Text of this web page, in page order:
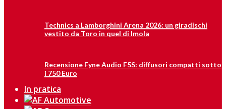
Technics a Lamborghini Arena 2026: un giradischi
vestito da Toro in quel di Imola
Recensione Fyne Audio F5S: diffusori compatti sotto
i 750 Euro
In pratica